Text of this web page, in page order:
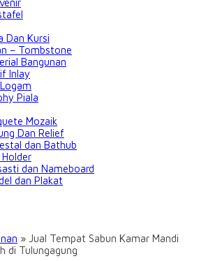
Dan Kursi
– Tombstone
Bangunan
Inlay
Piala
Mozaik
Dan Relief
dan Bathub
dan Nameboard
dan Plakat
» Jual Tempat Sabun Kamar Mandi
di Tulungagung